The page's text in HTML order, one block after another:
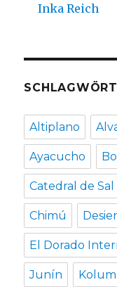
Inka Reich
Altiplano
Ayacucho
Catedral de Sal
Chimú
El Dorado
Junín